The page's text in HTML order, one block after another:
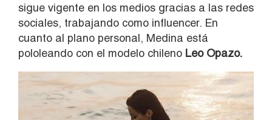
sigue vigente en los medios gracias a las redes
sociales, trabajando como influencer. En
cuanto al plano personal, Medina está
pololeando con el modelo chileno Leo Opazo.